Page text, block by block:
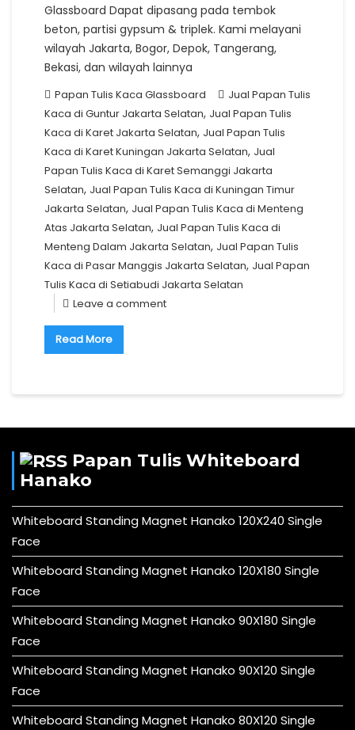
Glassboard Dapat dipasang pada tembok
beton, partisi gypsum & triplek. Kami melayani
wilayah Jakarta, Bogor, Depok, Tangerang,
Bekasi, dan wilayah lainnya
Papan Tulis Kaca Glassboard
Jual Papan Tulis
Kaca di Guntur Jakarta Selatan, Jual Papan Tulis
Kaca di Karet Jakarta Selatan, Jual Papan Tulis
Kaca di Karet Kuningan Jakarta Selatan, Jual
Papan Tulis Kaca di Karet Semanggi Jakarta
Selatan, Jual Papan Tulis Kaca di Kuningan Timur
Jakarta Selatan, Jual Papan Tulis Kaca di Menteng
Atas Jakarta Selatan, Jual Papan Tulis Kaca di
Menteng Dalam Jakarta Selatan, Jual Papan Tulis
Kaca di Pasar Manggis Jakarta Selatan, Jual Papan
Tulis Kaca di Setiabudi Jakarta Selatan
Leave a comment
Read More
Papan Tulis Whiteboard
Hanako
Whiteboard Standing Magnet Hanako 120X240 Single
Face
Whiteboard Standing Magnet Hanako 120X180 Single
Face
Whiteboard Standing Magnet Hanako 90X180 Single
Face
Whiteboard Standing Magnet Hanako 90X120 Single
Face
Whiteboard Standing Magnet Hanako 80X120 Single